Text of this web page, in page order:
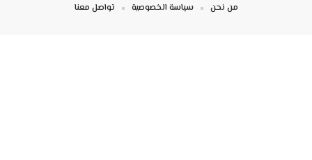
من نحن سياسة الخصوصية تواصل معنا